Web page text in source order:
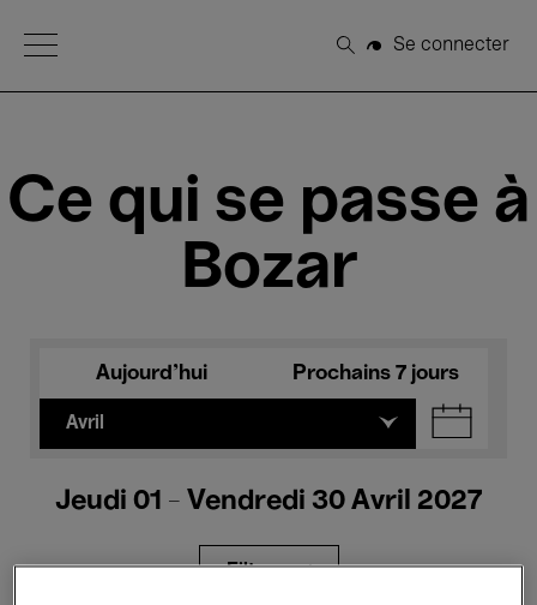
Open Menu
Rechercher
Se connecter
Ce qui se passe à
Bozar
Aujourd'hui Prochains 7 jours
Avril
Jeudi 01 - Vendredi 30 Avril 2027
Filtres